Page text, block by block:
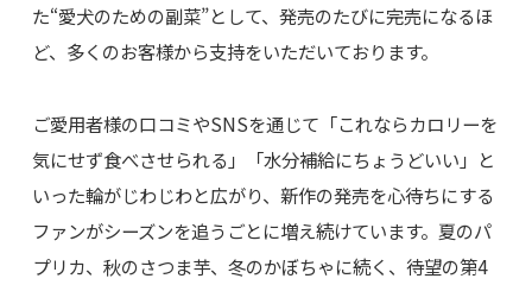
た“愛犬のための副菜”として、発売のたびに完売になるほ
ど、多くのお客様から支持をいただいております。
ご愛用者様の口コミやSNSを通じて「これならカロリーを
気にせず食べさせられる」「水分補給にちょうどいい」と
いった輪がじわじわと広がり、新作の発売を心待ちにする
ファンがシーズンを追うごとに増え続けています。夏のパ
プリカ、秋のさつま芋、冬のかぼちゃに続く、待望の第4